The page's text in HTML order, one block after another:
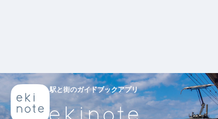
駅と街のガイドブックアプリ